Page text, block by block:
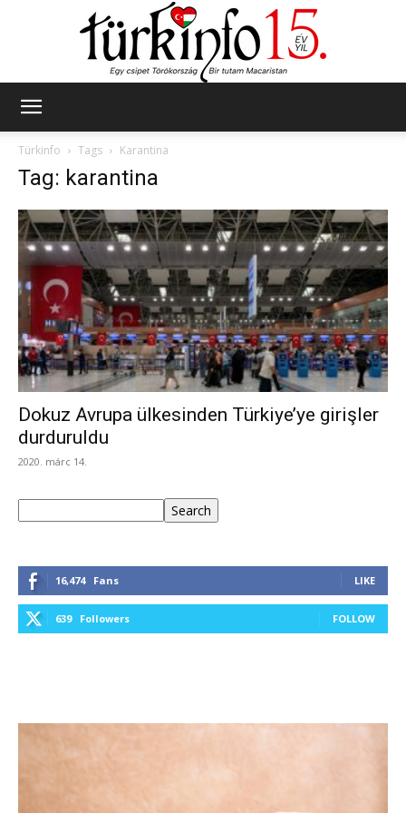
Türkinfo
Tags Karantina
Tag: karantina
Dokuz Avrupa ülkesinden Türkiye’ye girişler
durduruldu
2020. márc 14.
Search
16,474 Fans LIKE
639 Followers FOLLOW